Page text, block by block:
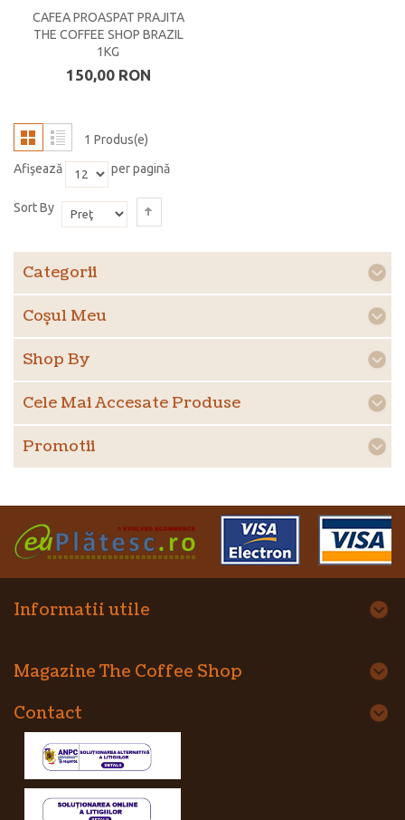
CAFEA PROASPAT PRAJITA
THE COFFEE SHOP BRAZIL
1KG
150,00 RON
1 Produs(e)
Afişează
per pagină
Sort By
Categorii
Coşul Meu
Shop By
Cele Mai Accesate Produse
Promotii
Informatii utile
Magazine The Coffee Shop
Contact